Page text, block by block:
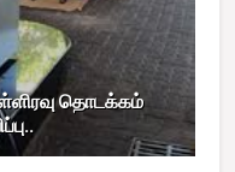
தொடக்கம்